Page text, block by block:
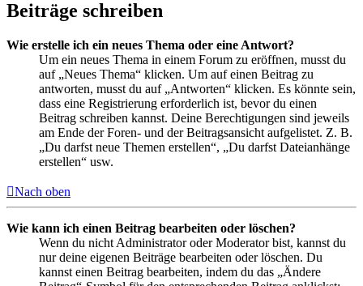
Beiträge schreiben
Wie erstelle ich ein neues Thema oder eine Antwort?
Um ein neues Thema in einem Forum zu eröffnen, musst du
auf „Neues Thema“ klicken. Um auf einen Beitrag zu
antworten, musst du auf „Antworten“ klicken. Es könnte sein,
dass eine Registrierung erforderlich ist, bevor du einen
Beitrag schreiben kannst. Deine Berechtigungen sind jeweils
am Ende der Foren- und der Beitragsansicht aufgelistet. Z. B.
„Du darfst neue Themen erstellen“, „Du darfst Dateianhänge
erstellen“ usw.
Nach oben
Wie kann ich einen Beitrag bearbeiten oder löschen?
Wenn du nicht Administrator oder Moderator bist, kannst du
nur deine eigenen Beiträge bearbeiten oder löschen. Du
kannst einen Beitrag bearbeiten, indem du das „Ändere